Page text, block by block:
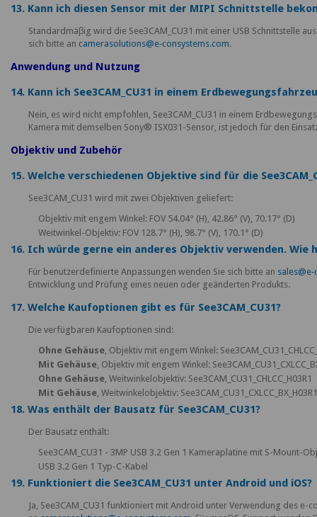
13. Kann ich diesen Sensor mit der MIPI Schnittstelle
Standardmäβig wird die See3CAM_CU31 mit einer USB Schnittstelle
sich bitte an camerasolutions@e‑consystems.com.
Anwendung und Nutzung
14. Kann ich See3CAM_CU31 in einem
Nein, es wird nicht empfohlen, See3CAM_CU31 in einem
Kamera mit demselben Sony® ISX031-Sensor, ist jedoch für den
Objektiv und Zubehör
15. Welche verschiedenen Objektive sind für die
See3CAM_CU31 wird mit zwei Objektiven geliefert:
Objektiv mit engem Winkel: FOV 54.04° (H), 42.86° (V), 70.17° (D)
Weitwinkel-Objektiv: FOV 128.7° (H), 98.7° (V), 170.1° (D)
16. Ich würde gerne ein anderes Objektiv verwenden. Wie
Für benutzerdefinierte Anpassungen wenden Sie sich bitte an
Entwicklung und Prüfung eines neuen oder geänderten Produkts.
17. Welche Kaufoptionen gibt es für See3CAM_CU31?
Die verfügbaren Kaufoptionen sind:
Ohne Gehäuse, Objektiv mit engem Winkel:
Mit Gehäuse, Objektiv mit engem Winkel:
Ohne Gehäuse, Weitwinkelobjektiv: See3CAM_CU31_CHLCC_H03R1
Mit Gehäuse, Weitwinkelobjektiv: See3CAM_CU31_CXLCC_BX_H03R1
18. Was enthält der Bausatz für See3CAM_CU31?
Der Bausatz enthält:
See3CAM_CU31 - 3MP USB 3.2 Gen 1 Kameraplatine mit S-Mount-
USB 3.2 Gen 1 Typ-C-Kabel
19. Funktioniert die See3CAM_CU31 unter Android und iOS?
Ja, See3CAM_CU31 funktioniert mit Android unter Verwendung des